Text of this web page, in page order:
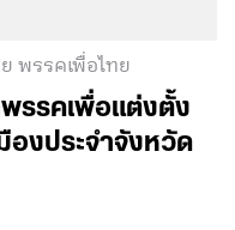
พรรคเพื่อไทย
รรคเพื่อแต่งตั้ง
องประจำจังหวัด